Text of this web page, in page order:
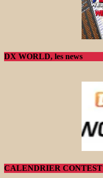
DX WORLD, les news
CALENDRIER CONTEST